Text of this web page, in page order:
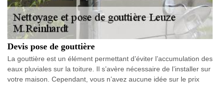
Devis pose de gouttière
La gouttière est un élément permettant d’éviter l’accumulation des
eaux pluviales sur la toiture. Il s’avère nécessaire de l’installer sur
votre maison. Cependant, vous n’avez aucune idée sur le prix